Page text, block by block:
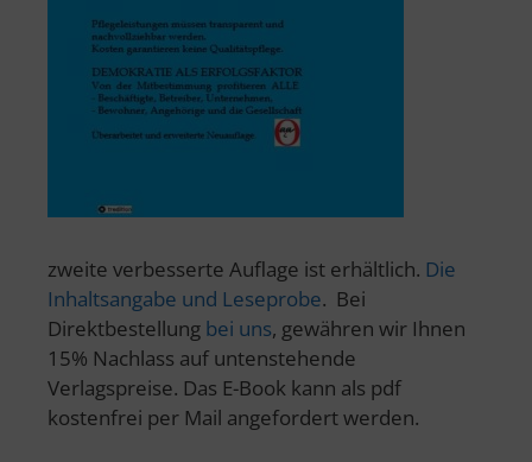
zweite verbesserte Auflage ist erhältlich. Die
Inhaltsangabe und Leseprobe. Bei
Direktbestellung bei uns, gewähren wir Ihnen
15% Nachlass auf untenstehende
Verlagspreise. Das E-Book kann als pdf
kostenfrei per Mail angefordert werden.